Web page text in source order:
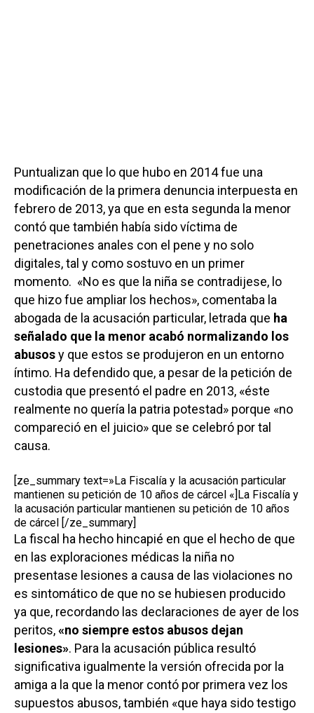
Puntualizan que lo que hubo en 2014 fue una
modificación de la primera denuncia interpuesta en
febrero de 2013, ya que en esta segunda la menor
contó que también había sido víctima de
penetraciones anales con el pene y no solo
digitales, tal y como sostuvo en un primer
momento. «No es que la niña se contradijese, lo
que hizo fue ampliar los hechos», comentaba la
abogada de la acusación particular, letrada que ha
señalado que la menor acabó normalizando los
abusosy que estos se produjeron en un entorno
íntimo. Ha defendido que, a pesar de la petición de
custodia que presentó el padre en 2013, «éste
realmente no quería la patria potestad» porque «no
compareció en el juicio» que se celebró por tal
causa.
[ze_summary text=»La Fiscalía y la acusación particular
mantienen su petición de 10 años de cárcel «]La Fiscalía y
la acusación particular mantienen su petición de 10 años
de cárcel [/ze_summary]
La fiscal ha hecho hincapié en que el hecho de que
en las exploraciones médicas la niña no
presentase lesiones a causa de las violaciones no
es sintomático de que no se hubiesen producido
ya que, recordando las declaraciones de ayer de los
peritos,«no siempre estos abusos dejan
lesiones». Para la acusación pública resultó
significativa igualmente la versión ofrecida por la
amiga a la que la menor contó por primera vez los
supuestos abusos, también «que haya sido testigo